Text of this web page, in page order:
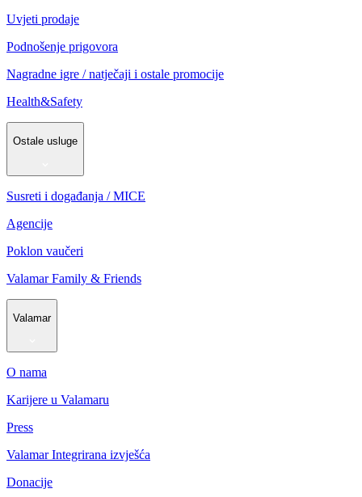
Uvjeti prodaje
Podnošenje prigovora
Nagradne igre / natječaji i ostale promocije
Health&Safety
Ostale usluge
Susreti i događanja / MICE
Agencije
Poklon vaučeri
Valamar Family & Friends
Valamar
O nama
Karijere u Valamaru
Press
Valamar Integrirana izvješća
Donacije